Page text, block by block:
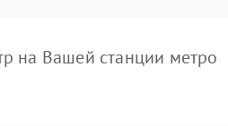
на Вашей станции метро